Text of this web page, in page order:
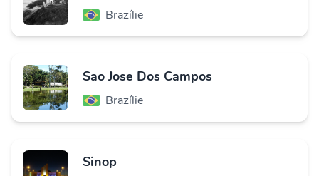
Brazílie
Sao Jose Dos Campos
Brazílie
Sinop